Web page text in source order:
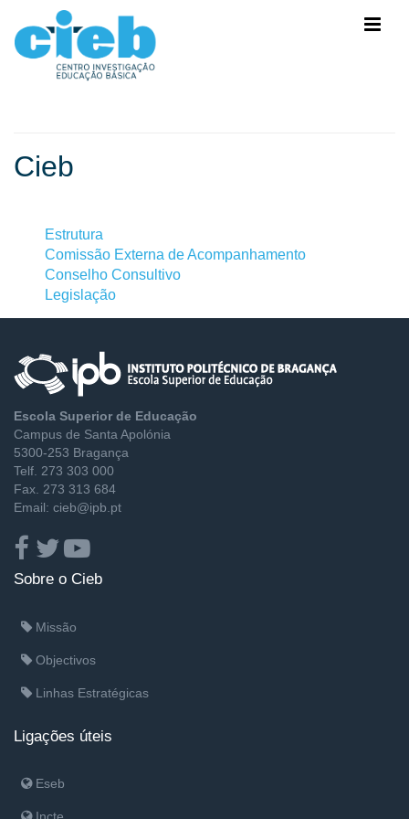
Cieb
Estrutura
Comissão Externa de Acompanhamento
Conselho Consultivo
Legislação
Escola Superior de Educação
Campus de Santa Apolónia
5300-253 Bragança
Telf. 273 303 000
Fax. 273 313 684
Email: cieb@ipb.pt
Sobre o Cieb
Missão
Objectivos
Linhas Estratégicas
Ligações úteis
Eseb